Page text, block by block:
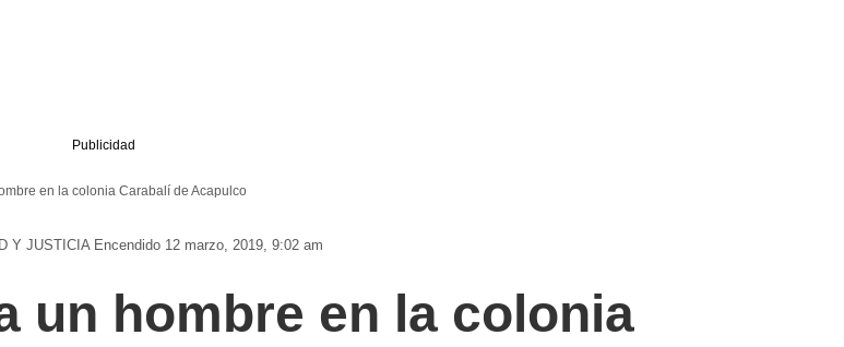
Publicidad
en la colonia Carabalí de Acapulco
Y JUSTICIA Encendido 12 marzo, 2019, 9:02 am
un hombre en la colonia